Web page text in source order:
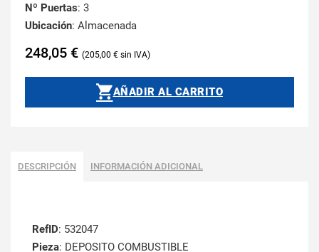
Nº Puertas: 3
Ubicación: Almacenada
248,05 € 205,00 €
AÑADIR AL CARRITO
DESCRIPCIÓN INFORMACIÓN ADICIONAL
RefID: 532047
Pieza: DEPOSITO COMBUSTIBLE